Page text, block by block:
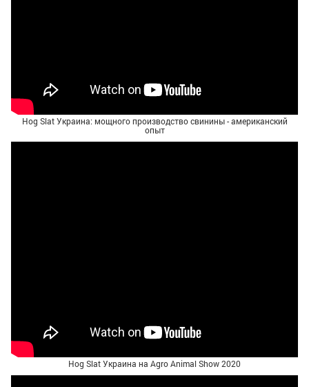
Hog Slat Украина: мощного производство свинины - американский
опыт
Hog Slat Украина на Agro Animal Show 2020